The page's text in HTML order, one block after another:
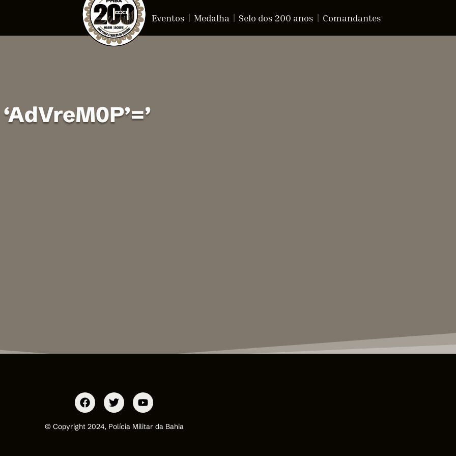
Eventos Medalha Selo dos 200 anos Comandantes
© Copyright 2024, Polícia Militar da Bahia